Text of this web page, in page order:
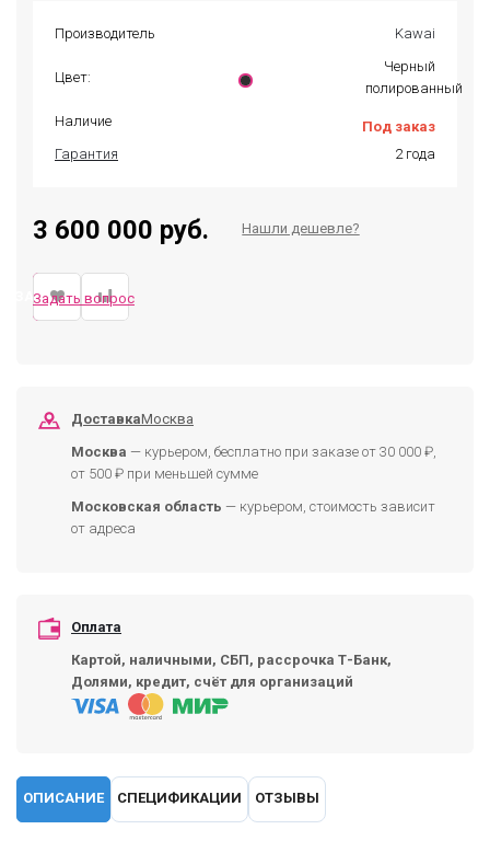
Производитель Kawai
Цвет:
Черный
полированный
Наличие
Под заказ
Гарантия
2 года
3 600 000 руб. Нашли дешевле?
ЗАКАЗАТЬ
Задать вопрос
ДоставкаМосква
Москва — курьером, бесплатно при заказе от 30 000 ₽,
от 500 ₽ при меньшей сумме
Московская область — курьером, стоимость зависит
от адреса
Оплата
Картой, наличными, СБП, рассрочка Т-Банк,
Долями, кредит, счёт для организаций
ОПИСАНИЕ СПЕЦИФИКАЦИИ ОТЗЫВЫ